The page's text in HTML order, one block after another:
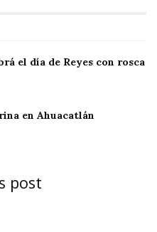
el día de Reyes con rosca
en Ahuacatlán
post